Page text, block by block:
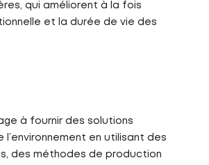
qui améliorent à la fois
et la durée de vie des
à fournir des solutions
en utilisant des
des méthodes de production